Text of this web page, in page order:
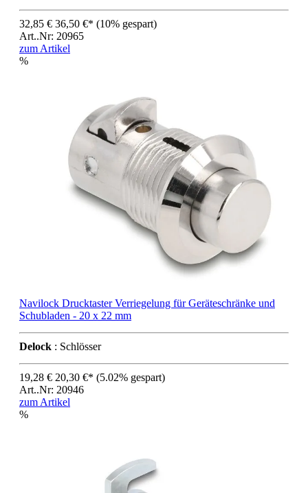
32,85 € 36,50 €* (10% gespart)
Art..Nr: 20965
zum Artikel
%
Navilock Drucktaster Verriegelung für Geräteschränke und
Schubladen - 20 x 22 mm
Delock : Schlösser
19,28 € 20,30 €* (5.02% gespart)
Art..Nr: 20946
zum Artikel
%